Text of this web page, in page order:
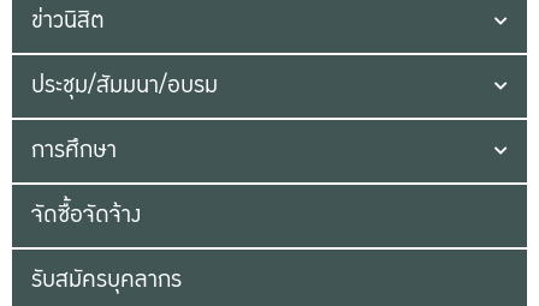
ข่าวนิสิต
ประชุม/สัมมนา/อบรม
การศึกษา
จัดซื้อจัดจ้าง
รับสมัครบุคลากร